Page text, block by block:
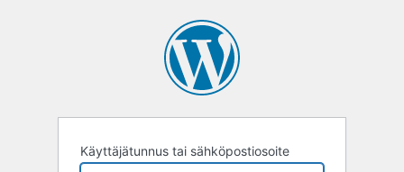
Käyttäjätunnus tai sähköpostiosoite